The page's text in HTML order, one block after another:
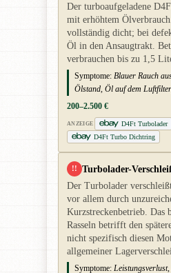
Der turboaufgeladene
mit erhöhtem
vollständig dicht; bei
Öl in den Ansaugtrakt.
verbrauchen bis zu 1,5
Symptome: Blauer Rauch
Ölstand, Öl auf dem
200–2.500 €
ANZEIGE D4Ft Turbolader
D4Ft Turbo Dichtring
!! Turbolader-
Der Turbolader
vor allem durch
Kurzstreckenbetrieb. Das
Rasseln betrifft den
nicht spezifisch diesen
allgemeiner
Symptome: